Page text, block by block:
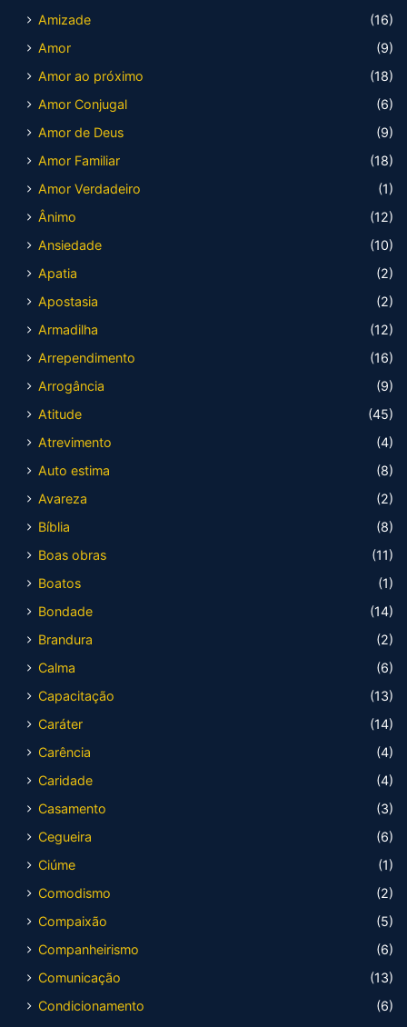
Amizade
(16)
Amor
(9)
Amor ao próximo
(18)
Amor Conjugal
(6)
Amor de Deus
(9)
Amor Familiar
(18)
Amor Verdadeiro
(1)
Ânimo
(12)
Ansiedade
(10)
Apatia
(2)
Apostasia
(2)
Armadilha
(12)
Arrependimento
(16)
Arrogância
(9)
Atitude
(45)
Atrevimento
(4)
Auto estima
(8)
Avareza
(2)
Bíblia
(8)
Boas obras
(11)
Boatos
(1)
Bondade
(14)
Brandura
(2)
Calma
(6)
Capacitação
(13)
Caráter
(14)
Carência
(4)
Caridade
(4)
Casamento
(3)
Cegueira
(6)
Ciúme
(1)
Comodismo
(2)
Compaixão
(5)
Companheirismo
(6)
Comunicação
(13)
Condicionamento
(6)